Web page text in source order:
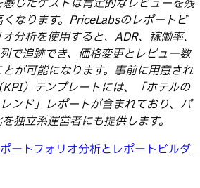
じたゲストは肯定的なレビューを残
なります。PriceLabsのレポートビ
分析を使用すると、ADR、稼働率、
で追跡でき、価格変更とレビュー数
が可能になります。事前に用意され
）テンプレートには、「ホテルの
ンド」レポートが含まれており、パ
独立系運営者にも提供します。
ポートフォリオ分析とレポートビルダ